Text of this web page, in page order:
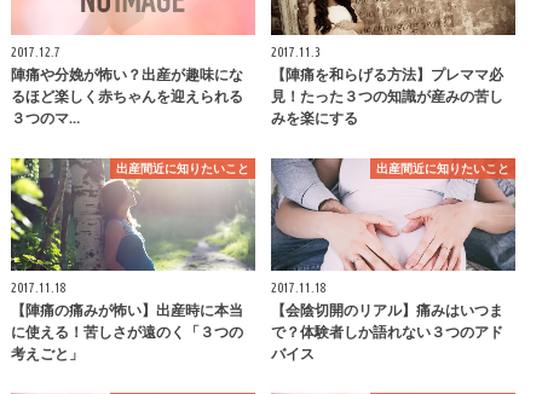
2017.12.7
陣痛や分娩が怖い？出産が趣味にな
るほど楽しく赤ちゃんを迎えられる
３つのマ…
2017.11.3
【陣痛を和らげる方法】プレママ必
見！たった３つの知識が産みの苦し
みを楽にする
出産間近に知りたいこと
2017.11.18
【陣痛の痛みが怖い】出産時に本当
に使える！苦しさが遠のく「３つの
考えごと」
出産間近に知りたいこと
2017.11.18
【会陰切開のリアル】痛みはいつま
で？体験者しか語れない３つのアド
バイス